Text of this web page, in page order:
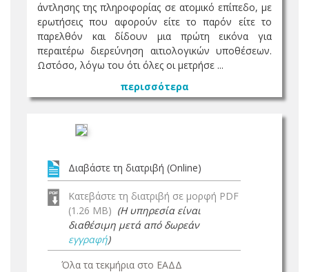
άντλησης της πληροφορίας σε ατομικό επίπεδο, με
ερωτήσεις που αφορούν είτε το παρόν είτε το
παρελθόν και δίδουν μια πρώτη εικόνα για
περαιτέρω διερεύνηση αιτιολογικών υποθέσεων.
Ωστόσο, λόγω του ότι όλες οι μετρήσε ...
περισσότερα
Διαβάστε τη διατριβή (Online)
Κατεβάστε τη διατριβή σε μορφή PDF
(1.26 MB) (Η υπηρεσία είναι
διαθέσιμη μετά από δωρεάν
εγγραφή)
Όλα τα τεκμήρια στο ΕΑΔΔ